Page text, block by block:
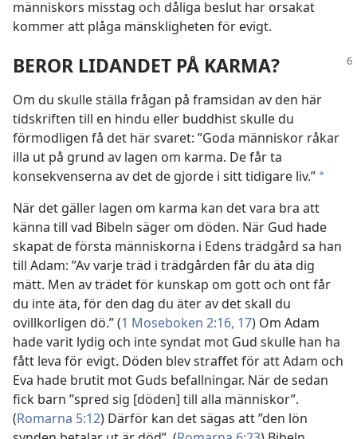
människors misstag och dåliga beslut har orsakat
kommer att plåga mänskligheten för evigt.
BEROR LIDANDET PÅ KARMA?
Om du skulle ställa frågan på framsidan av den här
tidskriften till en hindu eller buddhist skulle du
förmodligen få det här svaret: ”Goda människor råkar
illa ut på grund av lagen om karma. De får ta
konsekvenserna av det de gjorde i sitt tidigare liv.” *
När det gäller lagen om karma kan det vara bra att
känna till vad Bibeln säger om döden. När Gud hade
skapat de första människorna i Edens trädgård sa han
till Adam: ”Av varje träd i trädgården får du äta dig
mätt. Men av trädet för kunskap om gott och ont får
du inte äta, för den dag du äter av det skall du
ovillkorligen dö.” (1 Moseboken 2:16, 17) Om Adam
hade varit lydig och inte syndat mot Gud skulle han ha
fått leva för evigt. Döden blev straffet för att Adam och
Eva hade brutit mot Guds befallningar. När de sedan
fick barn ”spred sig [döden] till alla människor”.
(Romarna 5:12) Därför kan det sägas att ”den lön